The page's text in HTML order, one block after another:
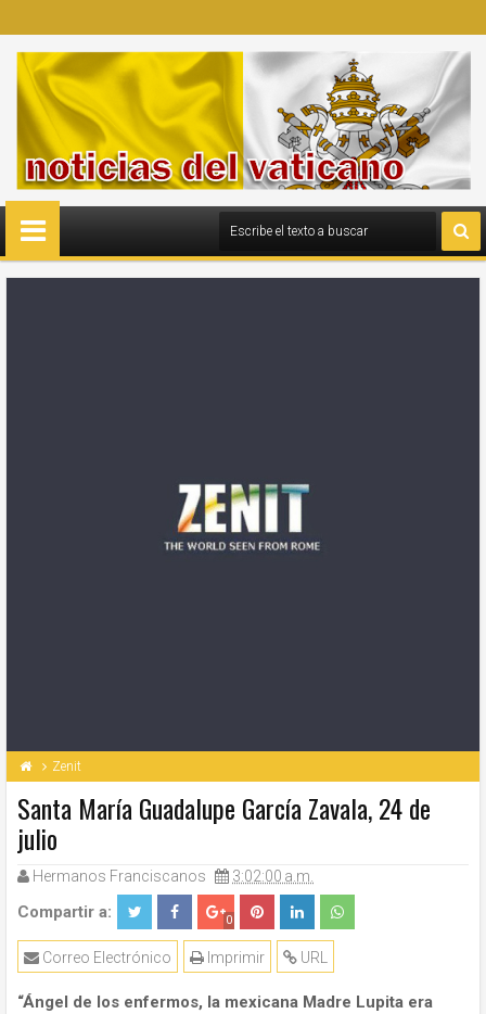
Zenit
Santa María Guadalupe García Zavala, 24 de
julio
Hermanos Franciscanos 3:02:00 a.m.
Compartir a: 0
URL
Imprimir
Correo Electrónico
“Ángel de los enfermos, la mexicana Madre Lupita era